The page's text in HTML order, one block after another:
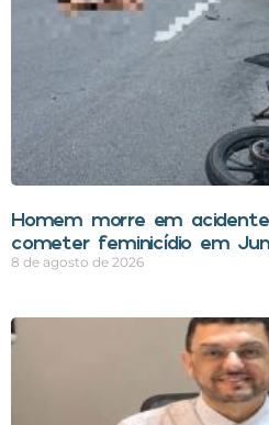
Homem morre em
cometer feminicídio em
8 de agosto de 2026